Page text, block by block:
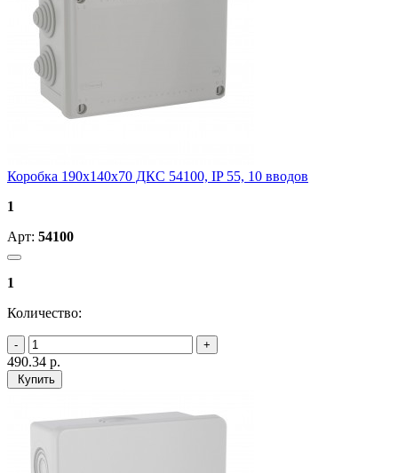
Коробка 190х140х70 ДКС 54100, IP 55, 10 вводов
1
Арт: 54100
1
Количество:
490.34 р.
Купить